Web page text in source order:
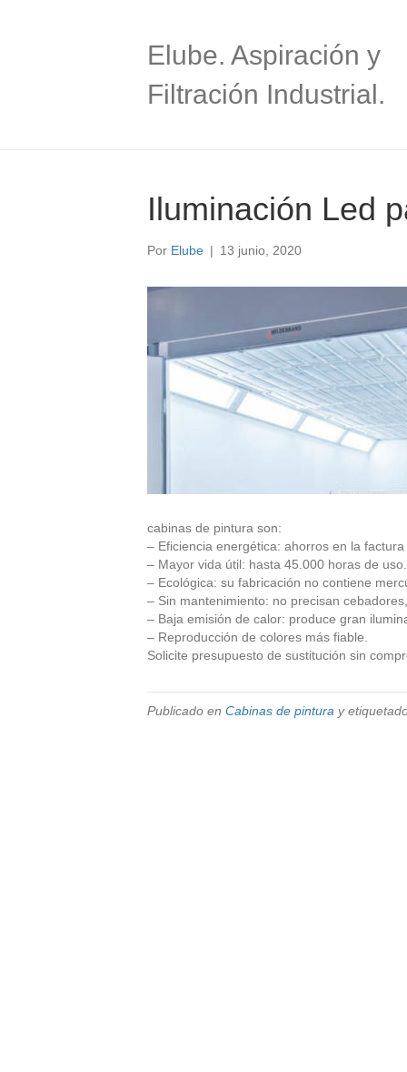
Elube. Aspiración y
Filtración Industrial.
Iluminación Led
Por Elube | 13 junio, 2020
cabinas de pintura son:
– Eficiencia energética: ahorros en la factura
– Mayor vida útil: hasta 45.000 horas de uso.
– Ecológica: su fabricación no contiene
– Sin mantenimiento: no precisan
– Baja emisión de calor: produce gran
– Reproducción de colores más fiable.
Solicite presupuesto de sustitución sin
Publicado en Cabinas de pintura y